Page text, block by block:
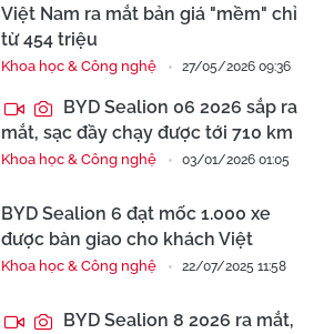
Việt Nam ra mắt bản giá "mềm" chỉ
từ 454 triệu
Khoa học & Công nghệ 27/05/2026 09:36
BYD Sealion 06 2026 sắp ra
mắt, sạc đầy chạy được tới 710 km
Khoa học & Công nghệ 03/01/2026 01:05
BYD Sealion 6 đạt mốc 1.000 xe
được bàn giao cho khách Việt
Khoa học & Công nghệ 22/07/2025 11:58
BYD Sealion 8 2026 ra mắt,